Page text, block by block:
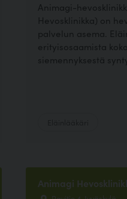
Animagi-
Hevosklinikka) on
palvelun asema.
erityisosaamista
siemennyksestä
Animagi